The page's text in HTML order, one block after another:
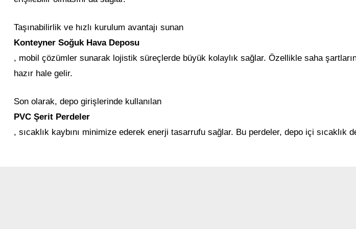
Taşınabilirlik ve hızlı kurulum avantajı sunan
Konteyner Soğuk Hava Deposu
, mobil çözümler sunarak lojistik süreçlerde büyük kolaylık sağlar. Özellikle saha
hazır hale gelir.
Son olarak, depo girişlerinde kullanılan
PVC Şerit Perdeler
, sıcaklık kaybını minimize ederek enerji tasarrufu sağlar. Bu perdeler, depo içi sıcaklık